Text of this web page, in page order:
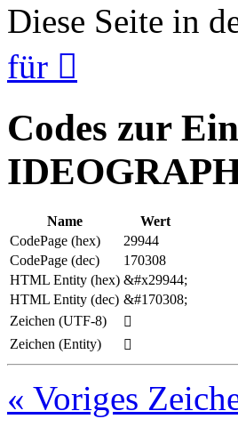
Diese Seite in
für 𩥄
Codes zur
Name
Wert
CodePage (hex)
29944
CodePage (dec)
170308
HTML Entity (hex) &#x29944;
HTML Entity (dec) &#170308;
Zeichen (UTF-8)
𩥄
Zeichen (Entity)
𩥄
« Voriges